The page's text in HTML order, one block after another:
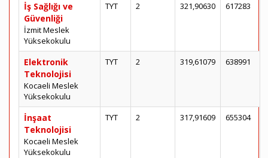
İş Sağlığı ve
Güvenliği
İzmit Meslek
Yüksekokulu
TYT 2 321,90630 617283
Elektronik
Teknolojisi
Kocaeli Meslek
Yüksekokulu
TYT 2 319,61079 638991
İnşaat
Teknolojisi
Kocaeli Meslek
Yüksekokulu
TYT 2 317,91609 655304